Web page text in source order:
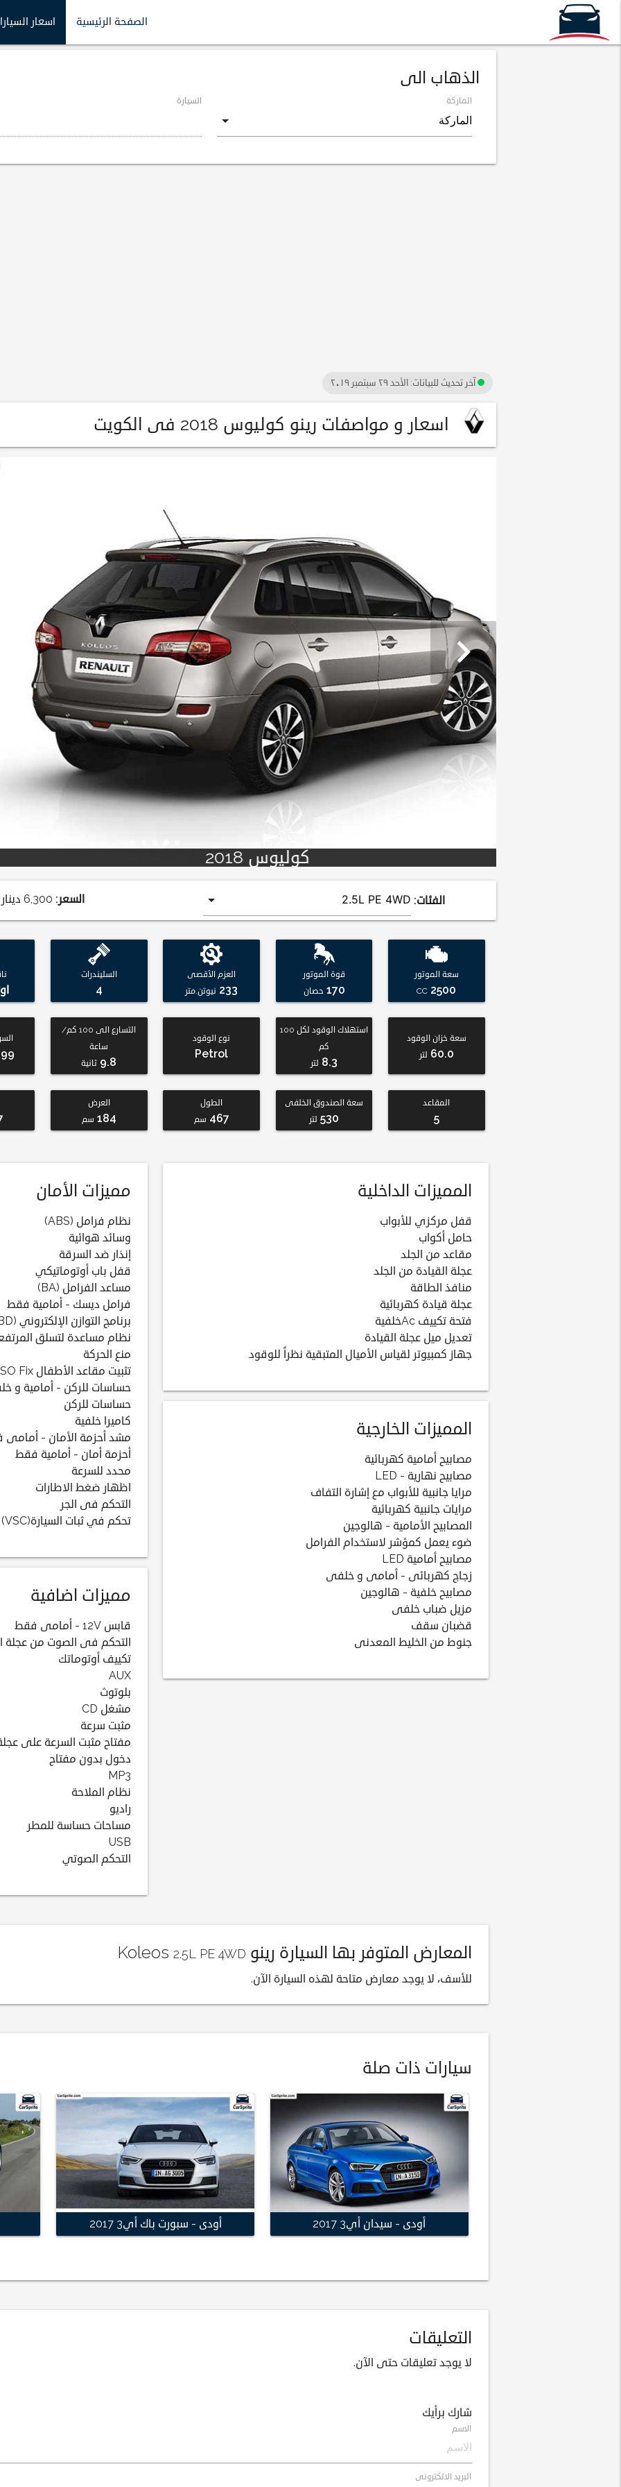
الصفحة الرئيسية اسعار
الذهاب الى
الماركة
السيارة
آخر تحديث للبيانات: الأحد ٢٩ سبتمبر ٢٠١٩
اسعار و مواصفات رينو كوليوس 2018 فى الكويت
chevron_right
كوليوس 2018
الفئات: السعر: 6,300دينار
سعة الموتور
2500
CC
قوة الموتور
170 حصان
العزم الأقصى
233 نيوتن.متر
السليندرات
4
سعة خزان الوقود
60.0 لتر
استهلاك الوقود لكل 100
كم
8.3 لتر
نوع الوقود
Petrol
التسارع الى 100 كم/
ساعة
9.8 ثانية
المقاعد
5
سعة الصندوق الخلفى
530 لتر
الطول
467 سم
العرض
184 سم
المميزات الداخلية
قفل مركزي للأبواب
حامل أكواب
مقاعد من الجلد
عجلة القيادة من الجلد
منافذ الطاقة
عجلة قيادة كهربائية
فتحة تكييف Acخلفية
تعديل ميل عجلة القيادة
جهاز كمبيوتر لقياس الأميال المتبقية نظراً للوقود
المميزات الخارجية
مصابيح أمامية كهربائية
مصابيح نهارية - LED
مرايا جانبية للأبواب مع إشارة التفاف
مرايات جانبية كهربائية
المصابيح الأمامية - هالوجين
ضوء يعمل كمؤشر لاستخدام الفرامل
مصابيح أمامية LED
زجاج كهربائى - أمامى و خلفى
مصابيح خلفية - هالوجين
مزيل ضباب خلفى
قضبان سقف
جنوط من الخليط المعدنى
مميزات الأمان
نظام فرامل (ABS)
وسائد هوائية
إنذار ضد السرقة
قفل باب أوتوماتيكي
مساعد الفرامل (BA)
فرامل ديسك - أمامية فقط
برنامج التوازن الإلكتروني (EBD)
نظام مساعدة لتسلق
منع الحركة
تثبيت مقاعد الأطفال ISO Fix
حساسات للركن - أمامية و
حساسات للركن
كاميرا خلفية
مشد أحزمة الأمان -
أحزمة أمان - أمامية فقط
محدد للسرعة
اظهار ضغط الاطارات
التحكم فى الجر
تحكم في ثبات السيارة(VSC)
مميزات اضافية
قابس 12V - أمامى فقط
التحكم فى الصوت من عجلة
تكييف أوتوماتك
AUX
بلوتوث
مشغل CD
مثبت سرعة
مفتاح مثبت السرعة على
دخول بدون مفتاح
MP3
نظام الملاحة
راديو
مساحات حساسة للمطر
USB
التحكم الصوتي
المعارض المتوفر بها السيارة رينو Koleos 2.5L PE 4WD
للأسف، لا يوجد معارض متاحة لهذه السيارة الآن.
سيارات ذات صلة
أودى - سيدان أي3 2017 أودى - سبورت باك أي3 2017
التعليقات
لا يوجد تعليقات حتى الآن.
شارك برأيك
الاسم
البريد الالكترونى